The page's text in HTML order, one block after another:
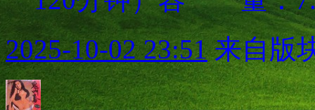
2025-10-02 23:51来自版